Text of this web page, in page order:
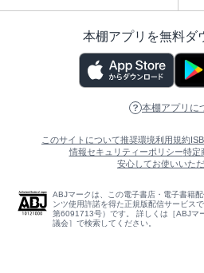
本棚アプリを無料ダ
本棚アプリに
このサイトについて推奨環境利用規約
情報セキュリティーポリシー特定
安心してお使いいた
ABJマークは、この電子書店・電子書籍
ンツ使用許諾を得た正規版配信サービス
第6091713号）です。 詳しくは［ABJマ
議会］で検索してください。